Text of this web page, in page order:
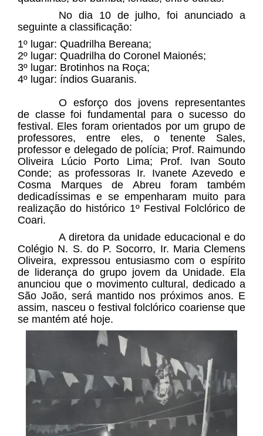
No dia 10 de julho, foi anunciado a
seguinte a classificação:
1º lugar: Quadrilha Bereana;
2º lugar: Quadrilha do Coronel Maionés;
3º lugar: Brotinhos na Roça;
4º lugar: índios Guaranis.
O esforço dos jovens representantes
de classe foi fundamental para o sucesso do
festival. Eles foram orientados por um grupo de
professores, entre eles, o tenente Sales,
professor e delegado de polícia; Prof. Raimundo
Oliveira Lúcio Porto Lima; Prof. Ivan Souto
Conde; as professoras Ir. Ivanete Azevedo e
Cosma Marques de Abreu foram também
dedicadíssimas e se empenharam muito para
realização do histórico 1º Festival Folclórico de
Coari.
A diretora da unidade educacional e do
Colégio N. S. do P. Socorro, Ir. Maria Clemens
Oliveira, expressou entusiasmo com o espírito
de liderança do grupo jovem da Unidade. Ela
anunciou que o movimento cultural, dedicado a
São João, será mantido nos próximos anos. E
assim, nasceu o festival folclórico coariense que
se mantém até hoje.